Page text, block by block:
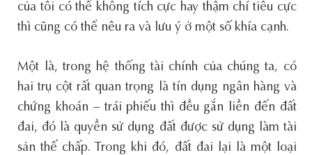
của tôi có thể không tích cực hay thậm chí tiêu cực
thì cũng có thể nêu ra và lưu ý ở một số khía cạnh.
Một là, trong hệ thống tài chính của chúng ta, có
hai trụ cột rất quan trọng là tín dụng ngân hàng và
chứng khoán – trái phiếu thì đều gắn liền đến đất
đai, đó là quyền sử dụng đất được sử dụng làm tài
sản thế chấp. Trong khi đó, đất đai lại là một loại